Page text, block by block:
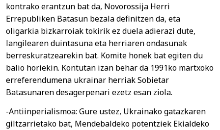
kontrako erantzun bat da, Novorossija Herri
Errepubliken Batasun bezala definitzen da, eta
oligarkia bizkarroiak tokirik ez duela adierazi dute,
langilearen duintasuna eta herriaren ondasunak
berreskuratzearekin bat. Komite honek bat egiten du
balio horiekin. Kontutan izan behar da 1991ko martxoko
erreferendumena ukrainar herriak Sobietar
Batasunaren desagerpenari ezetz esan ziola.
-Antiinperialismoa: Gure ustez, Ukrainako gatazkaren
giltzarrietako bat, Mendebaldeko potentziek Ekialdeko